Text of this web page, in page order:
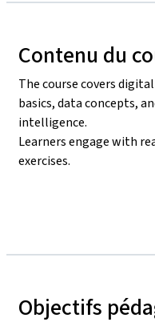
Contenu du
The course covers
basics, data concepts,
intelligence.
Learners engage with
exercises.
Objectifs